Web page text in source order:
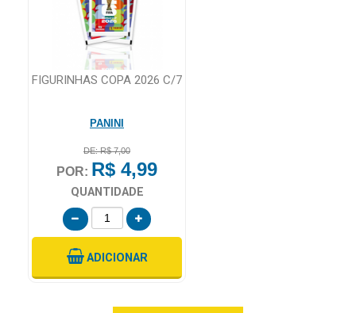
FIGURINHAS COPA 2026 C/7
PANINI
DE: R$ 7,00
POR: R$ 4,99
QUANTIDADE
ADICIONAR